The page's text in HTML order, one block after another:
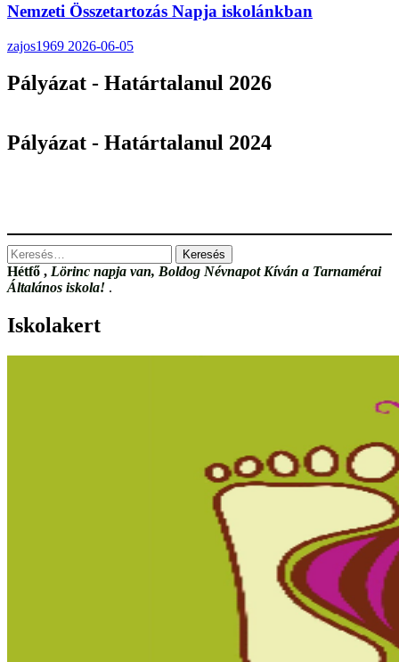
Nemzeti Összetartozás Napja iskolánkban
zajos1969 2026-06-05
Pályázat - Határtalanul 2026
Pályázat - Határtalanul 2024
Keresés:
Hétfő , Lörinc napja van, Boldog Névnapot Kíván a Tarnamérai
Általános iskola! .
Iskolakert